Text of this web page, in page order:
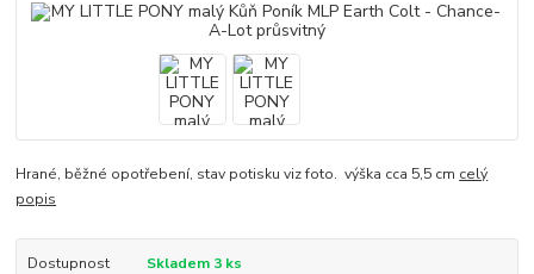
Hrané, běžné opotřebení, stav potisku viz foto. výška cca 5,5 cm celý
popis
Dostupnost Skladem 3 ks